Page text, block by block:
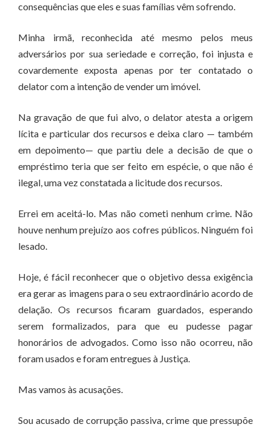
consequências que eles e suas famílias vêm sofrendo.
Minha irmã, reconhecida até mesmo pelos meus
adversários por sua seriedade e correção, foi injusta e
covardemente exposta apenas por ter contatado o
delator com a intenção de vender um imóvel.
Na gravação de que fui alvo, o delator atesta a origem
lícita e particular dos recursos e deixa claro — também
em depoimento— que partiu dele a decisão de que o
empréstimo teria que ser feito em espécie, o que não é
ilegal, uma vez constatada a licitude dos recursos.
Errei em aceitá-lo. Mas não cometi nenhum crime. Não
houve nenhum prejuízo aos cofres públicos. Ninguém foi
lesado.
Hoje, é fácil reconhecer que o objetivo dessa exigência
era gerar as imagens para o seu extraordinário acordo de
delação. Os recursos ficaram guardados, esperando
serem formalizados, para que eu pudesse pagar
honorários de advogados. Como isso não ocorreu, não
foram usados e foram entregues à Justiça.
Mas vamos às acusações.
Sou acusado de corrupção passiva, crime que pressupõe